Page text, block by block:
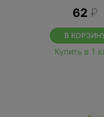
62 ₽
В
Купить в 1